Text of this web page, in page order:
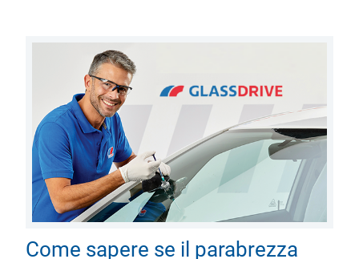
Come sapere se il parabrezza